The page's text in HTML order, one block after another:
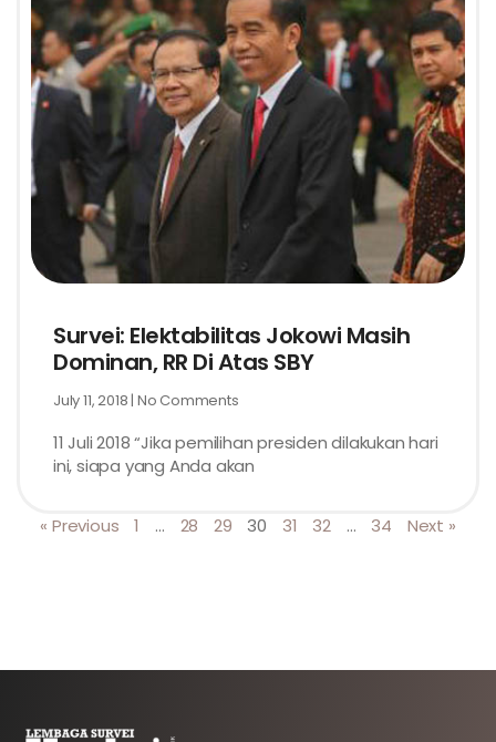
Survei: Elektabilitas Jokowi Masih
Dominan, RR Di Atas SBY
July 11, 2018 No Comments
11 Juli 2018 “Jika pemilihan presiden dilakukan hari
ini, siapa yang Anda akan
« Previous 1 … 28 29 30 31 32 … 34 Next »